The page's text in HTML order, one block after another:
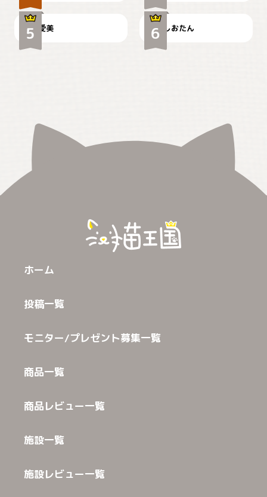
爱美 しおたん
ホーム
投稿一覧
モニター/プレゼント募集一覧
商品一覧
商品レビュー一覧
施設一覧
施設レビュー一覧